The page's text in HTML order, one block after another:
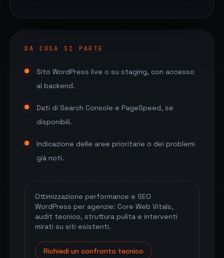
DA COSA SI PARTE
Sito WordPress live o su staging, con accesso
al backend.
Dati di Search Console e PageSpeed, se
disponibili.
Indicazione delle aree prioritarie o dei problemi
già noti.
Ottimizzazione performance e SEO
WordPress per agenzie: Core Web Vitals,
audit tecnico, struttura pulita e interventi
mirati su siti esistenti.
Richiedi un confronto tecnico